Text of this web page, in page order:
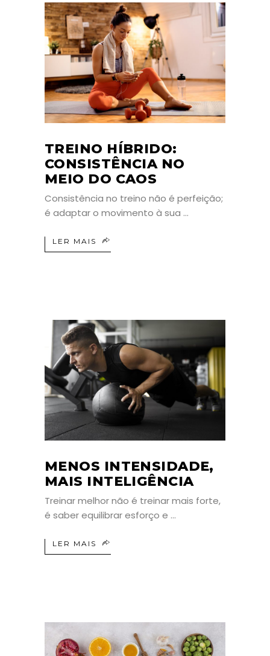
TREINO HÍBRIDO:
CONSISTÊNCIA NO
MEIO DO CAOS
Consistência no treino não é perfeição;
é adaptar o movimento à sua
LER MAIS
MENOS INTENSIDADE,
MAIS INTELIGÊNCIA
Treinar melhor não é treinar mais forte,
é saber equilibrar esforço e
LER MAIS